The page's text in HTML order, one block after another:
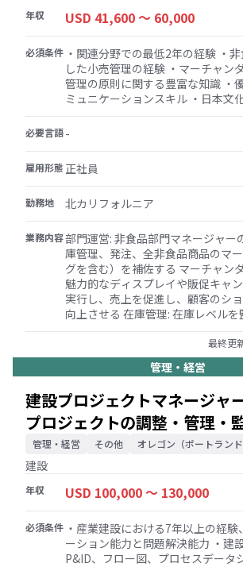
年収 USD 41,600 〜 60,000
必須条件 ・関連分野での最低2年の経験 ・
した小売管理の経験 ・マーチャン
管理の原則に関する豊富な知識 ・
ミュニケーションスキル ・日本文
必要言語-
雇用形態 正社員
勤務地 北カリフォルニア
業務内容部門運営: 非食品部門マネージャー
庫管理、発注、全非食品商品のマ
グを含む）を補佐する マーチャンダイジングと販売:
魅力的なディスプレイや販促キャ
実行し、売上を促進し、顧客のシ
向上させる 在庫管理: 在庫レベルを監視し、製品のパ
多様で豊富な品揃えを確保する カスタマーサービス:
商品に関する問い合わせに対応し
ことで、優れた顧客サービスを提供する チ
ート: 部門スタッフのトレーニング
ジティブで生産的な職場環境を育む 清潔さと整理
頓: 清潔で整理整頓された安全な売
ての商品が適切に陳列・価格設定
確認する 値札の管理、広告や店内サイネージの取り
ーションの維持
最終更
管理・経営
建設プロジェクトマネージャ
プロジェクトの調整・管理・
管理・経営 その他 オレゴン（ポートランド
建設
年収 USD 100,000 〜 130,000
必須条件 ・産業建設における7年以上の経
ーション能力と問題解決能力 ・建
P&ID、フロー図、プロセスデータ